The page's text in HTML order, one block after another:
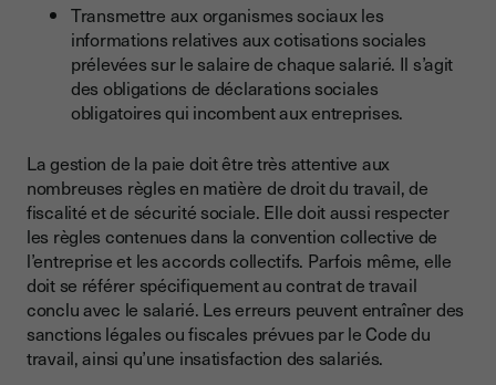
Transmettre aux organismes sociaux les
informations relatives aux cotisations sociales
prélevées sur le salaire de chaque salarié. Il s’agit
des obligations de déclarations sociales
obligatoires qui incombent aux entreprises.
La gestion de la paie doit être très attentive aux
nombreuses règles en matière de droit du travail, de
fiscalité et de sécurité sociale. Elle doit aussi respecter
les règles contenues dans la convention collective de
l’entreprise et les accords collectifs. Parfois même, elle
doit se référer spécifiquement au contrat de travail
conclu avec le salarié. Les erreurs peuvent entraîner des
sanctions légales ou fiscales prévues par le Code du
travail, ainsi qu’une insatisfaction des salariés.